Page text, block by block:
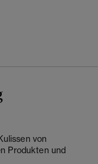
von
Produkten und